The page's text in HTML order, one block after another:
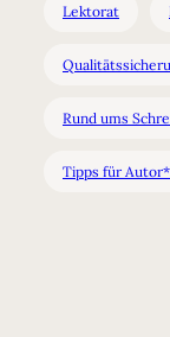
Lektorat
Rund ums
Tipps für